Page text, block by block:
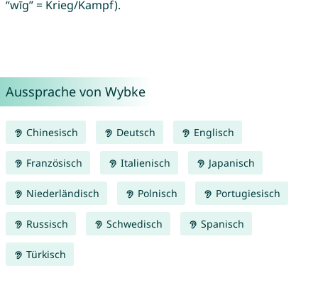
“wīg” = Krieg/Kampf).
Aussprache von Wybke
Chinesisch Deutsch Englisch
Französisch Italienisch Japanisch
Niederländisch Polnisch Portugiesisch
Russisch Schwedisch Spanisch
Türkisch